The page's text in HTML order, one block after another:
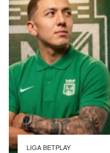
LIGA BETPLAY